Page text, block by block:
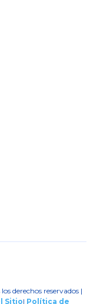
derechos reservados |
Sitio| Política de